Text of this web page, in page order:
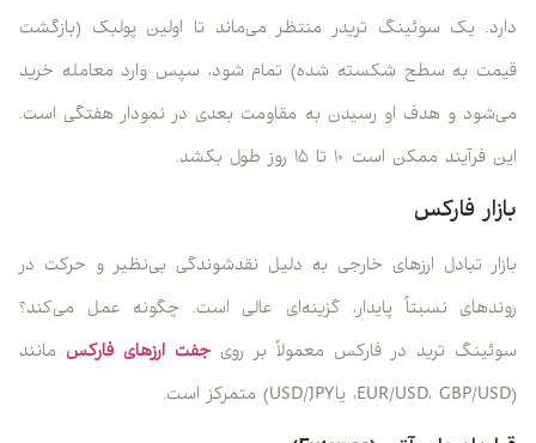
دارد. یک سوئینگ تریدر منتظر می‌ماند تا اولین پولبک (بازگشت
قیمت به سطح شکسته شده) تمام شود، سپس وارد معامله خرید
می‌شود و هدف او رسیدن به مقاومت بعدی در نمودار هفتگی است.
این فرآیند ممکن است ۱۰ تا ۱۵ روز طول بکشد.
بازار فارکس
بازار تبادل ارزهای خارجی به دلیل نقدشوندگی بی‌نظیر و حرکت در
روندهای نسبتاً پایدار، گزینه‌ای عالی است. چگونه عمل می‌کند؟
سوئینگ ترید در فارکس معمولاً بر روی جفت ارزهای فارکس مانند
(EUR/USD، GBP/USD، یاUSD/JPY) متمرکز است.